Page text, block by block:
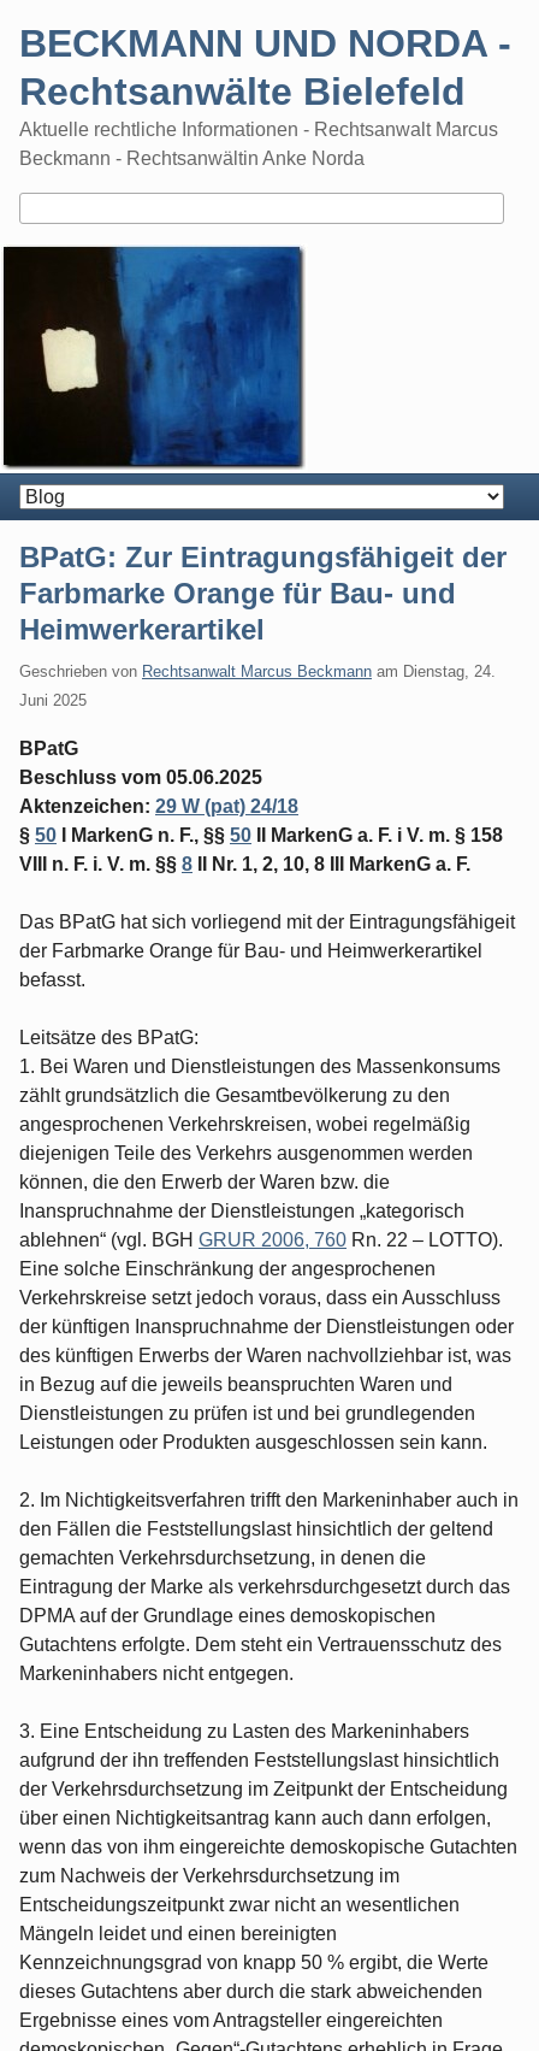
BECKMANN UND NORDA -
Rechtsanwälte Bielefeld
Aktuelle rechtliche Informationen - Rechtsanwalt Marcus
Beckmann - Rechtsanwältin Anke Norda
BPatG: Zur Eintragungsfähigeit der
Farbmarke Orange für Bau- und
Heimwerkerartikel
Geschrieben von Rechtsanwalt Marcus Beckmann am Dienstag, 24.
Juni 2025
BPatG
Beschluss vom 05.06.2025
Aktenzeichen: 29 W (pat) 24/18
§ 50 I MarkenG n. F., §§ 50 II MarkenG a. F. i V. m. § 158
VIII n. F. i. V. m. §§ 8 II Nr. 1, 2, 10, 8 III MarkenG a. F.
Das BPatG hat sich vorliegend mit der Eintragungsfähigeit
der Farbmarke Orange für Bau- und Heimwerkerartikel
befasst.
Leitsätze des BPatG:
1. Bei Waren und Dienstleistungen des Massenkonsums
zählt grundsätzlich die Gesamtbevölkerung zu den
angesprochenen Verkehrskreisen, wobei regelmäßig
diejenigen Teile des Verkehrs ausgenommen werden
können, die den Erwerb der Waren bzw. die
Inanspruchnahme der Dienstleistungen „kategorisch
ablehnen“ (vgl. BGH GRUR 2006, 760 Rn. 22 – LOTTO).
Eine solche Einschränkung der angesprochenen
Verkehrskreise setzt jedoch voraus, dass ein Ausschluss
der künftigen Inanspruchnahme der Dienstleistungen oder
des künftigen Erwerbs der Waren nachvollziehbar ist, was
in Bezug auf die jeweils beanspruchten Waren und
Dienstleistungen zu prüfen ist und bei grundlegenden
Leistungen oder Produkten ausgeschlossen sein kann.
2. Im Nichtigkeitsverfahren trifft den Markeninhaber auch in
den Fällen die Feststellungslast hinsichtlich der geltend
gemachten Verkehrsdurchsetzung, in denen die
Eintragung der Marke als verkehrsdurchgesetzt durch das
DPMA auf der Grundlage eines demoskopischen
Gutachtens erfolgte. Dem steht ein Vertrauensschutz des
Markeninhabers nicht entgegen.
3. Eine Entscheidung zu Lasten des Markeninhabers
aufgrund der ihn treffenden Feststellungslast hinsichtlich
der Verkehrsdurchsetzung im Zeitpunkt der Entscheidung
über einen Nichtigkeitsantrag kann auch dann erfolgen,
wenn das von ihm eingereichte demoskopische Gutachten
zum Nachweis der Verkehrsdurchsetzung im
Entscheidungszeitpunkt zwar nicht an wesentlichen
Mängeln leidet und einen bereinigten
Kennzeichnungsgrad von knapp 50 % ergibt, die Werte
dieses Gutachtens aber durch die stark abweichenden
Ergebnisse eines vom Antragsteller eingereichten